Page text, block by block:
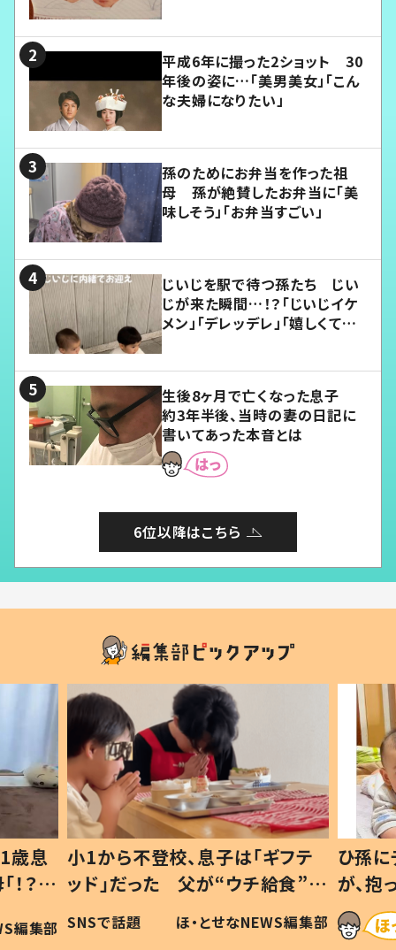
平成6年に撮った2ショット 30
年後の姿に…「美男美女」「こん
な夫婦になりたい」
孫のためにお弁当を作った祖
母 孫が絶賛したお弁当に「美
味しそう」「お弁当すごい」
じいじを駅で待つ孫たち じい
じが来た瞬間…！？「じいじイケ
メン」「デレッデレ」「嬉しくて可
生後8ヶ月で亡くなった息子
約3年半後、当時の妻の日記に
書いてあった本音とは
6位以降はこちら
歳息
？」
編集部
小1から不登校、息子は「ギフテ
ッド」だった 父が“ウチ給食”を
作り続ける理由とは #令和の親
#令和の子
SNSで話題 ほ・とせなNEWS編集部
ひ孫
が、
「涙が
い」